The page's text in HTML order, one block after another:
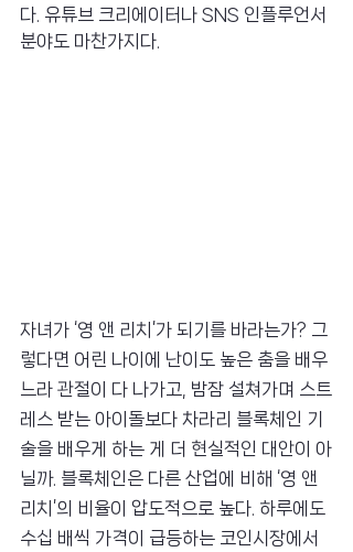
다. 유튜브 크리에이터나 SNS 인플루언서
분야도 마찬가지다.
자녀가 ‘영 앤 리치’가 되기를 바라는가? 그
렇다면 어린 나이에 난이도 높은 춤을 배우
느라 관절이 다 나가고, 밤잠 설쳐가며 스트
레스 받는 아이돌보다 차라리 블록체인 기
술을 배우게 하는 게 더 현실적인 대안이 아
닐까. 블록체인은 다른 산업에 비해 ‘영 앤
리치’의 비율이 압도적으로 높다. 하루에도
수십 배씩 가격이 급등하는 코인시장에서